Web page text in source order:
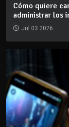
Cómo quiere
administrar los
Jul 03 2026